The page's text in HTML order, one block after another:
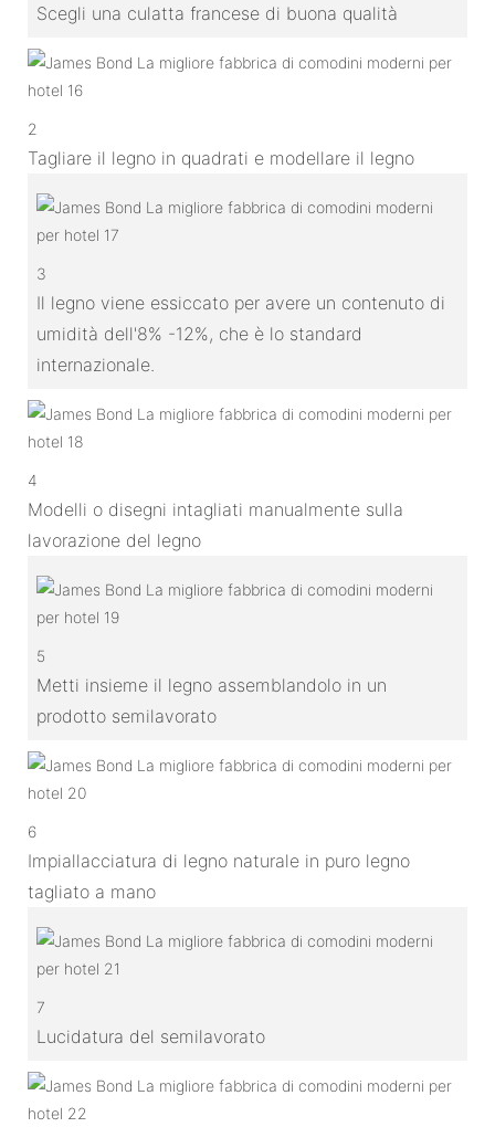
Scegli una culatta francese di buona qualità
2
Tagliare il legno in quadrati e modellare il legno
3
Il legno viene essiccato per avere un contenuto di
umidità dell'8% -12%, che è lo standard
internazionale.
4
Modelli o disegni intagliati manualmente sulla
lavorazione del legno
5
Metti insieme il legno assemblandolo in un
prodotto semilavorato
6
Impiallacciatura di legno naturale in puro legno
tagliato a mano
7
Lucidatura del semilavorato